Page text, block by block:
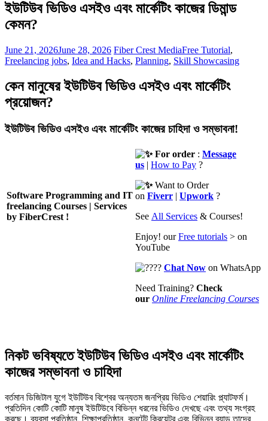
ইউটিউব ভিডিও এসইও এবং মার্কেটিং কাজের ডিমান্ড
কেমন?
June 21, 2026June 28, 2026 Fiber Crest MediaFree Tutorial,
Freelancing jobs, Idea and Hacks, Planning, Skill Showcasing
কেন মানুষের ইউটিউব ভিডিও এসইও এবং মার্কেটিং
প্রয়োজন?
ইউটিউব ভিডিও এসইও এবং মার্কেটিং কাজের চাহিদা ও সম্ভাবনা!
Software Programming and IT
freelancing Courses | Services
by FiberCrest !
For order : Message
us | How to Pay ?
Want to Order
on Fiverr | Upwork ?
See All Services & Courses!
Enjoy! ourFree tutorials > on
YouTube
Chat Now on WhatsApp
Need Training? Check
our Online Freelancing Courses
নিকট ভবিষ্যতে ইউটিউব ভিডিও এসইও এবং মার্কেটিং
কাজের সম্ভাবনা ও চাহিদা
বর্তমান ডিজিটাল যুগে ইউটিউব বিশ্বের অন্যতম জনপ্রিয় ভিডিও শেয়ারিং প্ল্যাটফর্ম।
প্রতিদিন কোটি কোটি মানুষ ইউটিউবে বিভিন্ন ধরনের ভিডিও দেখছে এবং তথ্য সংগ্রহ
করছে। ব্যবসা প্রতিষ্ঠান, শিক্ষাপ্রতিষ্ঠান, কনটেন্ট ক্রিয়েটর এবং বিভিন্ন ব্র্যান্ড তাদের